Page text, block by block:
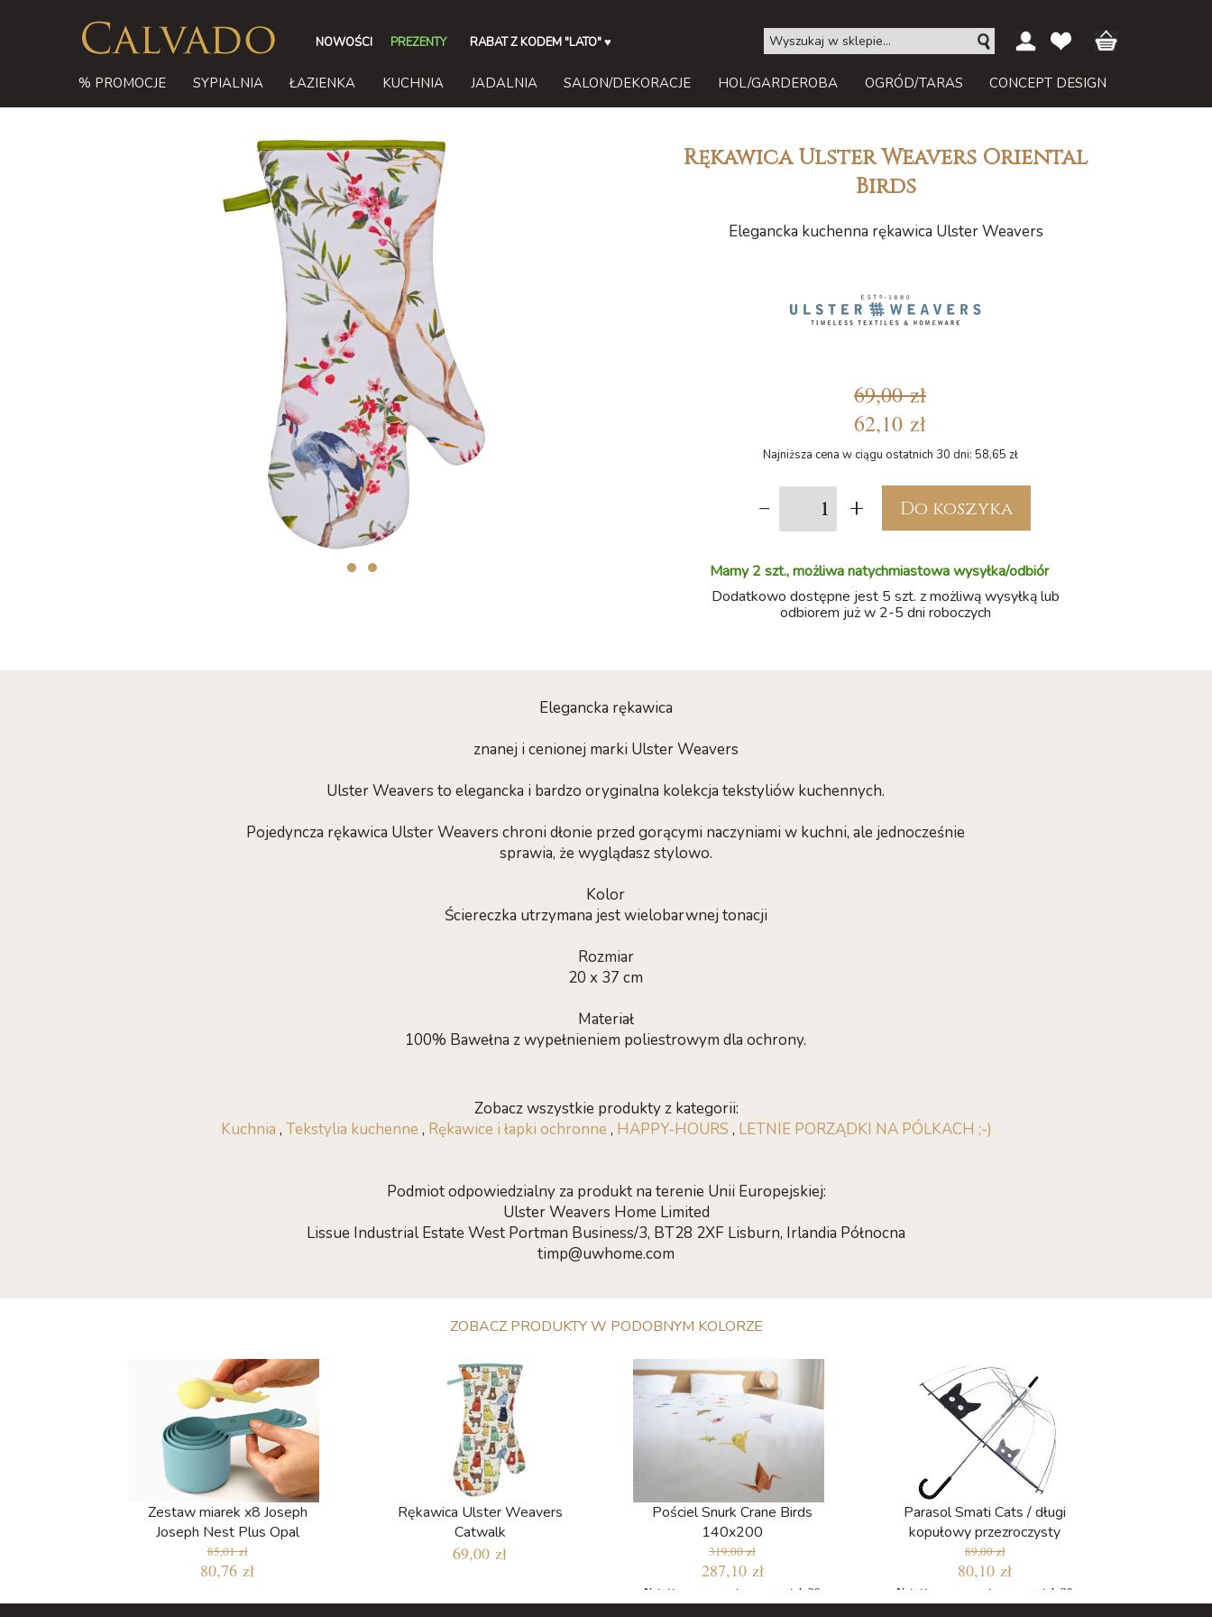
NOWOŚCI PREZENTY RABAT Z KODEM "LATO"♥
% PROMOCJE SYPIALNIA ŁAZIENKA KUCHNIA JADALNIA SALON/DEKORACJE HOL/GARDEROBA OGRÓD/TARAS CONCEPT DESIGN
Rękawica Ulster Weavers Oriental
Birds
Elegancka kuchenna rękawica Ulster Weavers
69,00 zł
62,10 zł
Najniższa cena w ciągu ostatnich 30 dni: 58,65 zł
- + Do koszyka
Mamy 2 szt., możliwa natychmiastowa wysyłka/odbiór
Dodatkowo dostępne jest 5 szt. z możliwą wysyłką lub
odbiorem już w 2-5 dni roboczych
Elegancka rękawica
znanej i cenionej marki Ulster Weavers
Ulster Weavers to elegancka i bardzo oryginalna kolekcja tekstyliów kuchennych.
Pojedyncza rękawica Ulster Weavers chroni dłonie przed gorącymi naczyniami w kuchni, ale jednocześnie
sprawia, że wyglądasz stylowo.
Kolor
Ściereczka utrzymana jest wielobarwnej tonacji
Rozmiar
20 x 37 cm
Materiał
100% Bawełna z wypełnieniem poliestrowym dla ochrony.
Zobacz wszystkie produkty z kategorii:
Kuchnia , Tekstylia kuchenne , Rękawice i łapki ochronne , HAPPY-HOURS , LETNIE PORZĄDKI NA PÓLKACH ;-)
Podmiot odpowiedzialny za produkt na terenie Unii Europejskiej:
Ulster Weavers Home Limited
Lissue Industrial Estate West Portman Business/3, BT28 2XF Lisburn, Irlandia Północna
timp@uwhome.com
ZOBACZ PRODUKTY W PODOBNYM KOLORZE
Zestaw miarek x8 Joseph
Joseph Nest Plus Opal
85,01 zł
80,76 zł
Rękawica Ulster Weavers
Catwalk
69,00 zł
Pościel Snurk Crane Birds
140x200
319,00 zł
287,10 zł
Najniższa cena w ciągu ostatnich 30
dni: 271,15 zł
Parasol Smati Cats / długi
kopułowy przezroczysty
89,00 zł
80,10 zł
Najniższa cena w ciągu ostatnich 30
dni: 75,65 zł